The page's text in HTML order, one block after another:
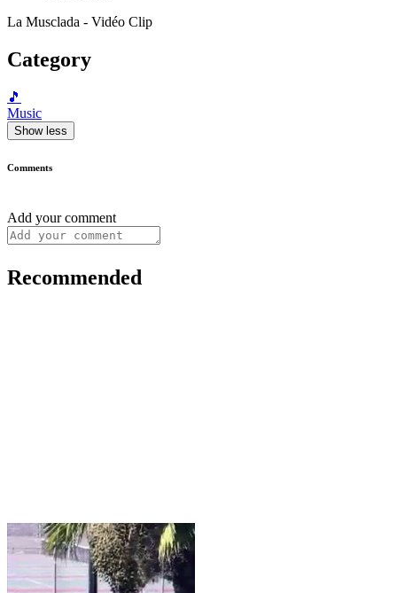
La Musclada - Vidéo Clip
Category
🎵
Music
Show less
Comments
Add your comment
Recommended